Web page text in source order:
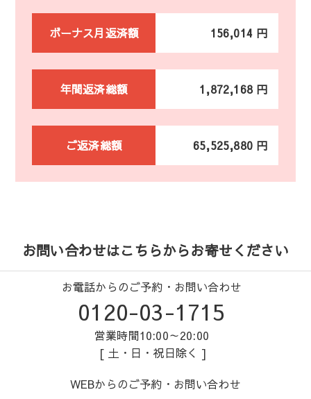
ボーナス月返済額 156,014 円
年間返済総額 1,872,168 円
ご返済総額 65,525,880 円
お問い合わせはこちらからお寄せください
お電話からのご予約・お問い合わせ
0120-03-1715
営業時間10:00～20:00
[ 土・日・祝日除く ]
WEBからのご予約・お問い合わせ